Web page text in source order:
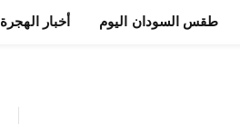
طقس السودان اليوم أخبار الهجرة